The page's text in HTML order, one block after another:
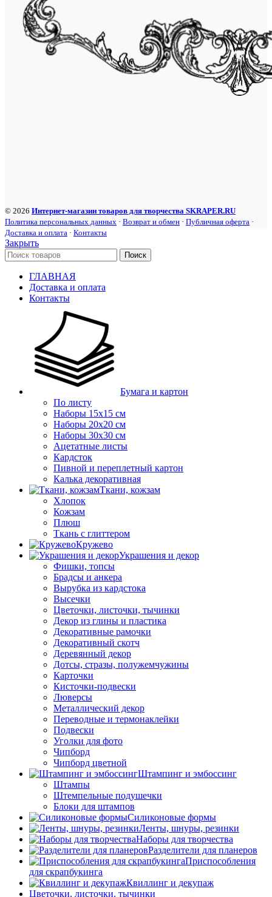
© 2026 Интернет-магазин товаров для творчества SKRAPER.RU
Политика персональных данных · Возврат и обмен · Публичная оферта ·
Доставка и оплата · Контакты
Закрыть
Поиск
ГЛАВНАЯ
Доставка и оплата
Контакты
Бумага и картон
По листу
Наборы 15х15 см
Наборы 20х20 см
Наборы 30х30 см
Ацетатные листы
Кардсток
Пивной и переплетный картон
Калька декоративная
Ткани, кожзам
Хлопок
Кожзам
Плюш
Ткань с глиттером
Кружево
Украшения и декор
Фишки, топсы
Брадсы и анкера
Вырубка из кардстока
Высечки
Цветочки, листочки, тычинки
Декор из глины и пластика
Декоративные рамочки
Декоративный скотч
Деревянный декор
Дотсы, стразы, полужемчужины
Карточки
Кисточки-подвески
Люверсы
Металлический декор
Переводные и термонаклейки
Подвески
Уголки для фото
Чипборд
Чипборд цветной
Штампинг и эмбоссинг
Штампы
Штемпельные подушечки
Блоки для штампов
Силиконовые формы
Ленты, шнуры, резинки
Наборы для творчества
Разделители для планеров
Приспособления
для скрапбукинга
Квиллинг и декупаж
Цветочки, листочки, тычинки